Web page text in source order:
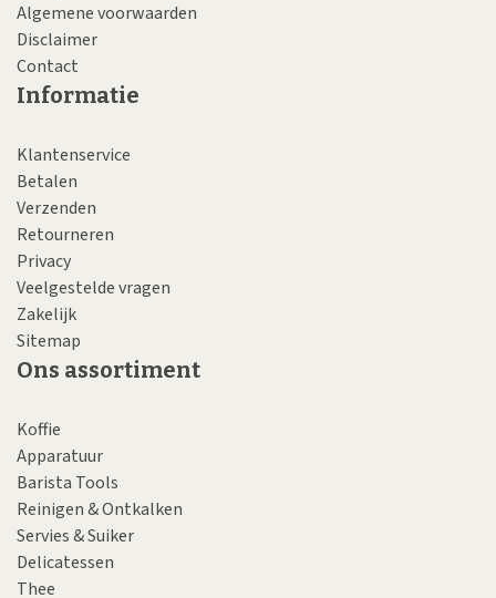
Algemene voorwaarden
Disclaimer
Contact
Informatie
Klantenservice
Betalen
Verzenden
Retourneren
Privacy
Veelgestelde vragen
Zakelijk
Sitemap
Ons assortiment
Koffie
Apparatuur
Barista Tools
Reinigen & Ontkalken
Servies & Suiker
Delicatessen
Thee